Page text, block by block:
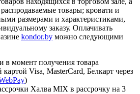
товары; кровати и
размерами и характеристиками,
заказу. Оплачивать
kondor.by можно следующими
момент получения товара
картой Visa, MasterCard, Белкарт через
)
Халва MIX в рассрочку на 3